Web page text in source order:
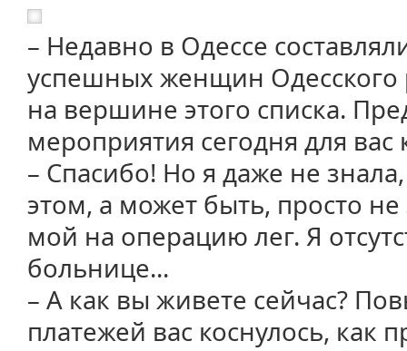
– Недавно в Одессе
успешных женщин Одесского
на вершине этого списка.
мероприятия сегодня для вас
– Спасибо! Но я даже не
этом, а может быть, просто
мой на операцию лег. Я
больнице...
– А как вы живете сейчас?
платежей вас коснулось, как